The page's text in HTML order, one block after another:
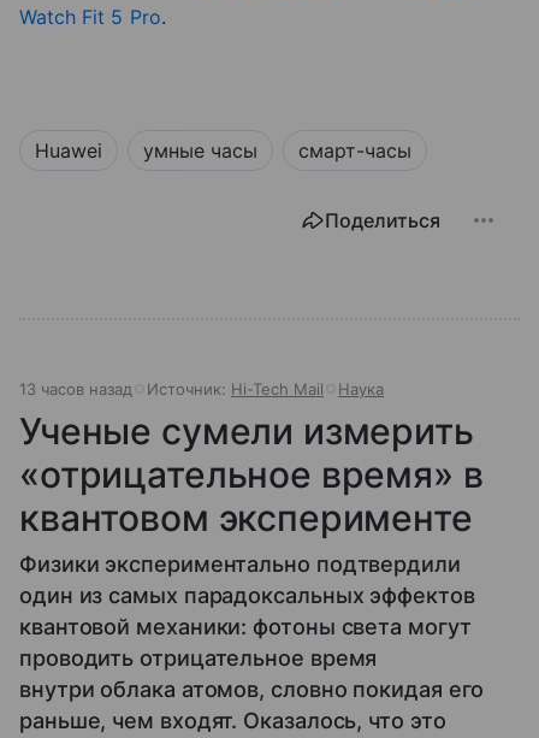
Watch Fit 5 Pro.
Huawei умные часы смарт-часы
Поделиться
13 часов назад Источник: Hi-Tech Mail Наука
Ученые сумели измерить
«отрицательное время» в
квантовом эксперименте
Физики экспериментально подтвердили
один из самых парадоксальных эффектов
квантовой механики: фотоны света могут
проводить отрицательное время
внутри облака атомов, словно покидая его
раньше, чем входят. Оказалось, что это